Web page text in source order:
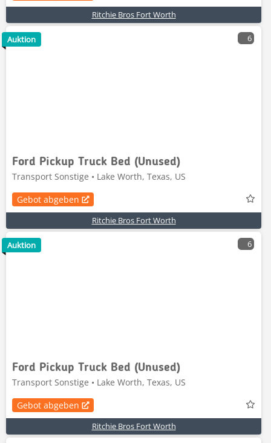
Ritchie Bros Fort Worth
6
Ford Pickup Truck Bed (Unused)
Transport Sonstige • Lake Worth, Texas, US
Gebot abgeben
Ritchie Bros Fort Worth
Auktion
6
Ford Pickup Truck Bed (Unused)
Transport Sonstige • Lake Worth, Texas, US
Gebot abgeben
Ritchie Bros Fort Worth
Auktion